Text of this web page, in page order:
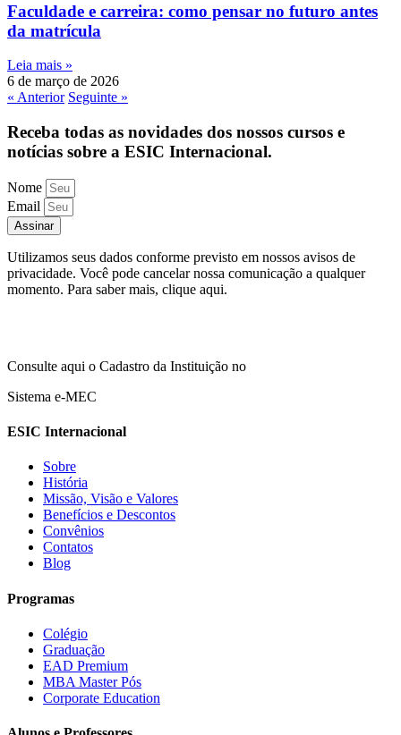
Faculdade e carreira: como pensar no futuro antes
da matrícula
Leia mais »
6 de março de 2026
« Anterior Seguinte »
Receba todas as novidades dos nossos cursos e
notícias sobre a ESIC Internacional.
Nome
Email
Assinar
Utilizamos seus dados conforme previsto em nossos avisos de
privacidade. Você pode cancelar nossa comunicação a qualquer
momento. Para saber mais, clique aqui.
Consulte aqui o Cadastro da Instituição no
Sistema e-MEC
ESIC Internacional
Sobre
História
Missão, Visão e Valores
Benefícios e Descontos
Convênios
Contatos
Blog
Programas
Colégio
Graduação
EAD Premium
MBA Master Pós
Corporate Education